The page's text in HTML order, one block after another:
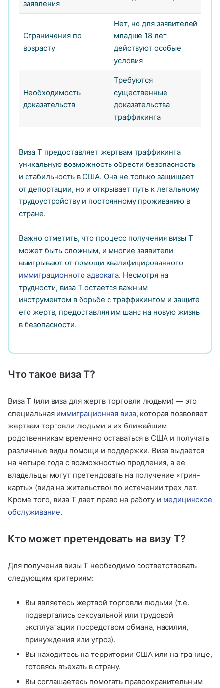
заявления
Ограничения по
возрасту
Нет, но для заявителей
младше 18 лет
действуют особые
условия
Необходимость
доказательств
Требуются
существенные
доказательства
траффикинга
Виза T предоставляет жертвам траффикинга
уникальную возможность обрести безопасность
и стабильность в США. Она не только защищает
от депортации, но и открывает путь к легальному
трудоустройству и постоянному проживанию в
стране.
Важно отметить, что процесс получения визы T
может быть сложным, и многие заявители
выигрывают от помощи квалифицированного
иммиграционного адвоката. Несмотря на
трудности, виза T остается важным
инструментом в борьбе с траффикингом и защите
его жертв, предоставляя им шанс на новую жизнь
в безопасности.
Что такое виза T?
Виза T (или виза для жертв торговли людьми) — это
специальная иммиграционная виза, которая позволяет
жертвам торговли людьми и их ближайшим
родственникам временно оставаться в США и получать
различные виды помощи и поддержки. Виза выдается
на четыре года с возможностью продления, а ее
владельцы могут претендовать на получение «грин-
карты» (вида на жительство) по истечении трех лет.
Кроме того, виза T дает право на работу и медицинское
обслуживание.
Кто может претендовать на визу T?
Для получения визы T необходимо соответствовать
следующим критериям:
Вы являетесь жертвой торговли людьми (т.е.
подвергались сексуальной или трудовой
эксплуатации посредством обмана, насилия,
принуждения или угроз).
Вы находитесь на территории США или на границе,
готовясь въехать в страну.
Вы соглашаетесь помогать правоохранительным